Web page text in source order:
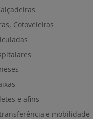
Cotoveleiras
e afins
e mobilidade